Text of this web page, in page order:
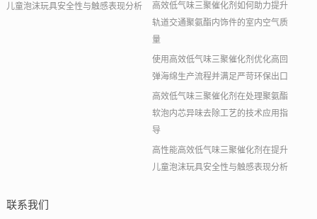
儿童泡沫玩具安全性与触感表现分析
高效低气味三聚催化剂如何助力提升
轨道交通聚氨酯内饰件的室内空气质
量
使用高效低气味三聚催化剂优化高回
弹海绵生产流程并满足严苛环保出口
高效低气味三聚催化剂在处理聚氨酯
软泡内芯异味去除工艺的技术应用指
导
高性能高效低气味三聚催化剂在提升
儿童泡沫玩具安全性与触感表现分析
联系我们